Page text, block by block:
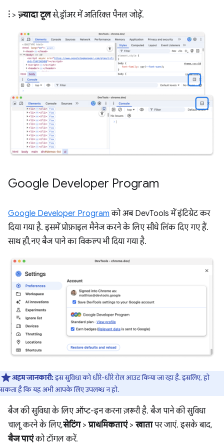
⋮ > ज़्यादा टूलसे, ड्रॉअर में अतिरिक्त पैनल जोड़ें.
Google Developer Program
Google Developer Program को अब DevTools में इंटिग्रेट कर
दिया गया है. इसमें प्रोफ़ाइल मैनेज करने के लिए सीधे लिंक दिए गए हैं.
साथ ही, नए बैज पाने का विकल्प भी दिया गया है.
अहम जानकारी:इस सुविधा को धीरे-धीरे रोल आउट किया जा रहा है. इसलिए, हो
सकता है कि यह अभी आपके लिए उपलब्ध न हो.
बैज की सुविधा के लिए ऑप्ट-इन करना ज़रूरी है. बैज पाने की सुविधा
चालू करने के लिए,सेटिंग>प्राथमिकताएं> खातापर जाएं. इसके बाद,
बैज पाएंको टॉगल करें.